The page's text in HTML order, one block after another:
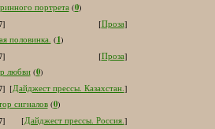
портрета (0)
[Проза]
половинка. (1)
[Проза]
любви (0)
[Дайджест прессы. Казахстан.]
сигналов (0)
[Дайджест прессы. Россия.]